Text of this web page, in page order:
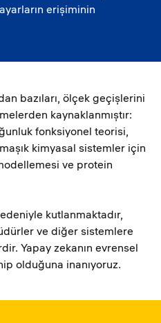
erişiminin
bazıları, ölçek geçişlerini
kaynaklanmıştır:
fonksiyonel teorisi,
kimyasal sistemler için
ve protein
kutlanmaktadır,
ve diğer sistemlere
Yapay zekanın evrensel
olduğuna inanıyoruz.